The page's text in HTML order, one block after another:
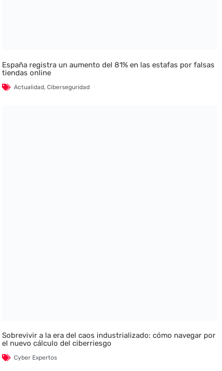
España registra un aumento del 81% en las estafas por falsas
tiendas online
Actualidad,Ciberseguridad
Sobrevivir a la era del caos industrializado: cómo navegar por
el nuevo cálculo del ciberriesgo
Cyber Expertos